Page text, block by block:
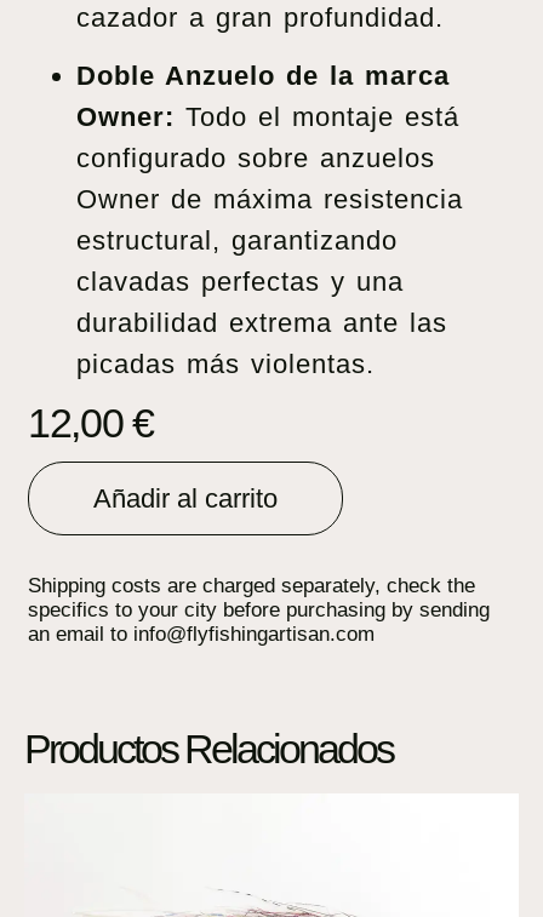
cazador a gran profundidad.
Doble Anzuelo de la marca
Owner: Todo el montaje está
configurado sobre anzuelos
Owner de máxima resistencia
estructural, garantizando
clavadas perfectas y una
durabilidad extrema ante las
picadas más violentas.
12,00€
Añadir al carrito
Shipping costs are charged separately, check the
specifics to your city before purchasing by sending
an email to info@flyfishingartisan.com
Productos Relacionados